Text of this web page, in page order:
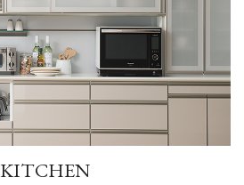
KITCHEN